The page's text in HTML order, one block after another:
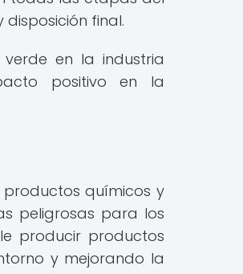
final.
en la industria
positivo en la
químicos y
peligrosas para los
producir productos
y mejorando la